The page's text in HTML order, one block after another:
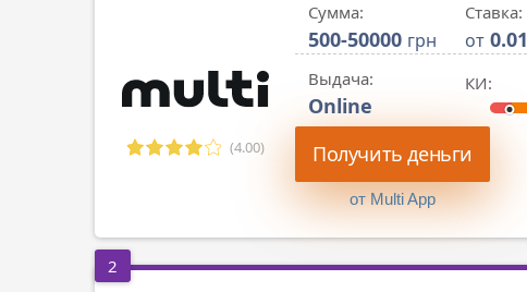
(4.00)
Сумма:
500-50000 грн
Ставка:
от 0.01
Выдача:
Online
КИ:
Получить деньги
от Multi App
2